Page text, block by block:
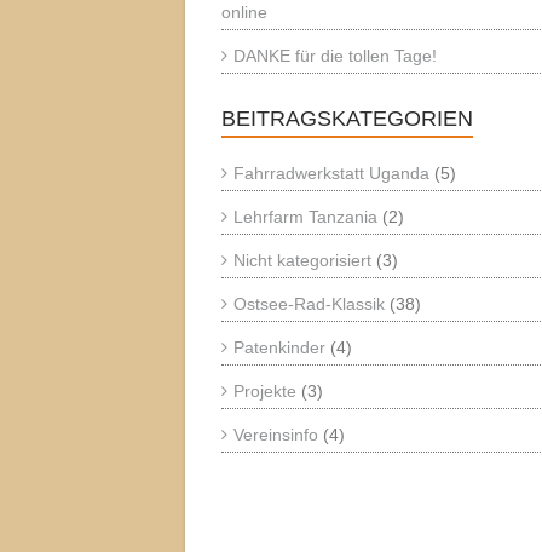
online
DANKE für die tollen Tage!
BEITRAGSKATEGORIEN
Fahrradwerkstatt Uganda (5)
Lehrfarm Tanzania (2)
Nicht kategorisiert (3)
Ostsee-Rad-Klassik (38)
Patenkinder (4)
Projekte (3)
Vereinsinfo (4)